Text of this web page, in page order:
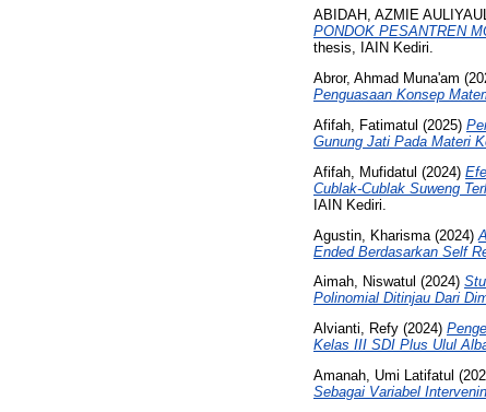
ABIDAH, AZMIE
PONDOK PESANTREN
thesis, IAIN Kediri.
Abror, Ahmad Muna'am
Penguasaan Konsep
Afifah, Fatimatul (2025)
Gunung Jati Pada Materi
Afifah, Mufidatul (2024)
Cublak-Cublak Suweng
IAIN Kediri.
Agustin, Kharisma (2024)
Ended Berdasarkan Self
Aimah, Niswatul (2024)
Polinomial Ditinjau Dari
Alvianti, Refy (2024)
Kelas III SDI Plus Ulul
Amanah, Umi Latifatul
Sebagai Variabel